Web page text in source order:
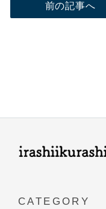
前の記事へ
CATEGORY